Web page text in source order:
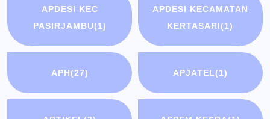
APDESI KEC
PASIRJAMBU(1)
APDESI KECAMATAN
KERTASARI(1)
APH(27) APJATEL(1)